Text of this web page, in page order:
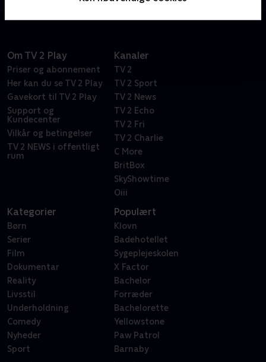
Om TV 2 Play
Priser og abonnement
Her kan du se TV 2 Play
Gavekort til TV 2 Play
Support og
Kundecenter
Vilkår og betingelser
TV 2 NEWS i offentligt
rum
Kanaler
TV 2
TV 2 Sport
TV 2 News
TV 2 Echo
TV 2 Fri
TV 2 Charlie
C More
BritBox
SkyShowtime
Oiii
Kategorier
Børn
Serier
Film
Dokumentar
Reality
Livsstil
Underholdning
Comedy
Nyheder
Sport
Populært
Klovn
Badehotellet
Sygeplejeskolen
X Factor
Bachelor
Forræder
Bachelorette
Yellowstone
Paw Patrol
Barnaby